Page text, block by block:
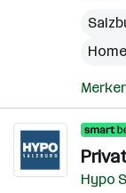
Hypo